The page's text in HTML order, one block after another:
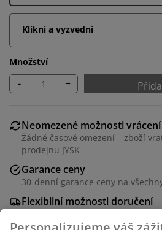
Klikni a vyzvedni
Množství
- +
Neomezené možnosti vrácení
Žádné časové omezení – zboží
prodejnu JYSK
Garance ceny
30-denní garance ceny na
Flexibilní možnosti doručení